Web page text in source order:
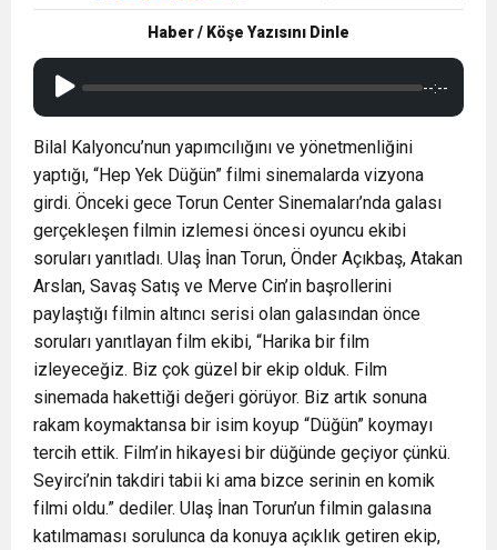
Haber / Köşe Yazısını Dinle
--:--
Bilal Kalyoncu’nun yapımcılığını ve yönetmenliğini
yaptığı, “Hep Yek Düğün” filmi sinemalarda vizyona
girdi. Önceki gece Torun Center Sinemaları’nda galası
gerçekleşen filmin izlemesi öncesi oyuncu ekibi
soruları yanıtladı. Ulaş İnan Torun, Önder Açıkbaş, Atakan
Arslan, Savaş Satış ve Merve Cin’in başrollerini
paylaştığı filmin altıncı serisi olan galasından önce
soruları yanıtlayan film ekibi, “Harika bir film
izleyeceğiz. Biz çok güzel bir ekip olduk. Film
sinemada hakettiği değeri görüyor. Biz artık sonuna
rakam koymaktansa bir isim koyup “Düğün” koymayı
tercih ettik. Film’in hikayesi bir düğünde geçiyor çünkü.
Seyirci’nin takdiri tabii ki ama bizce serinin en komik
filmi oldu.” dediler. Ulaş İnan Torun’un filmin galasına
katılmaması sorulunca da konuya açıklık getiren ekip,